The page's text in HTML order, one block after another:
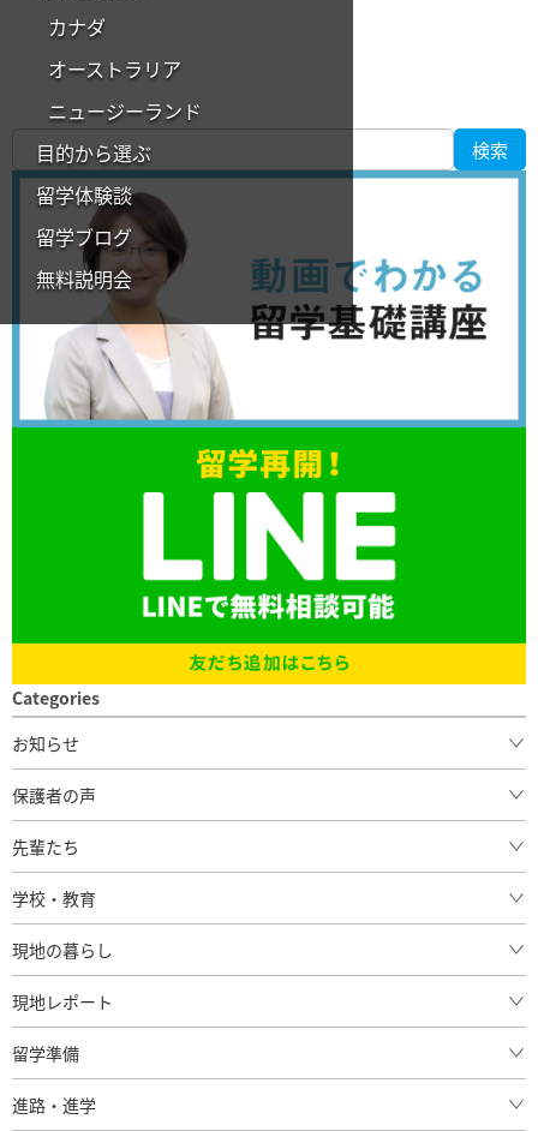
カナダ
オーストラリア
ニュージーランド
目的から選ぶ
留学体験談
留学ブログ
無料説明会
検索
Categories
お知らせ
SEKAIAからのお知らせ
セミナーと説明会
東京
留学関連の受検情報
保護者の声
先輩たち
先輩の体験談
留学後の活躍
学校・教育
現地の暮らし
現地レポート
留学準備
進路・進学